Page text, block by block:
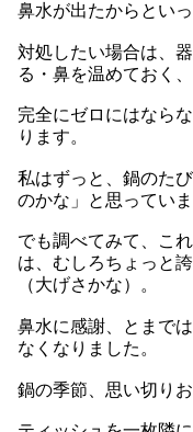
鼻水が出たからとい
対処したい場合は、
る・鼻を温めておく
完全にゼロにはなら
ります。
私はずっと、鍋のた
のかな」と思っていま
でも調べてみて、こ
は、むしろちょっと
（大げさかな）。
鼻水に感謝、とまで
なくなりました。
鍋の季節、思い切り